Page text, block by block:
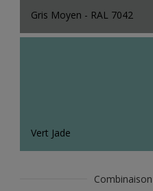
Gris Moyen - RAL 7042
Vert Jade